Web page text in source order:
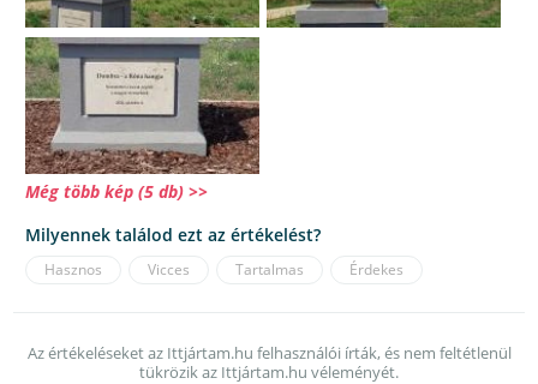
Még több kép (5 db) >>
Milyennek találod ezt az értékelést?
Hasznos Vicces Tartalmas Érdekes
Az értékeléseket az Ittjártam.hu felhasználói írták, és nem feltétlenül
tükrözik az Ittjártam.hu véleményét.